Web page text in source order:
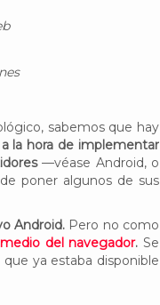
sabemos que hay
la hora de implementar
—véase Android, o
poner algunos de sus
Android. Pero no como
del navegador. Se
ya estaba disponible